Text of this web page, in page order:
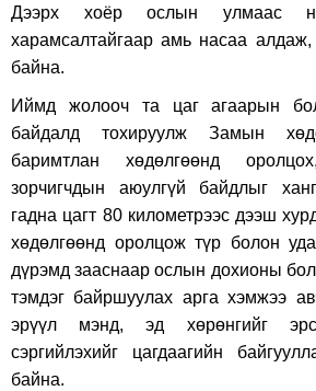
Дээрх хоёр ослын улмаас
харамсалтайгаар амь насаа алдаж,
байна.
Иймд жолооч та цаг агаарын
байдалд тохируулж Замын
баримтлан хөдөлгөөнд
зорчигчдын аюулгүй байдлыг
гадна цагт 80 километрээс дээш
хөдөлгөөнд оролцож түр болон
дүрэмд зааснаар ослын дохионы
тэмдэг байршуулах арга хэмжээ
эрүүл мэнд, эд хөрөнгийг
сэргийлэхийг цагдаагийн
байна.